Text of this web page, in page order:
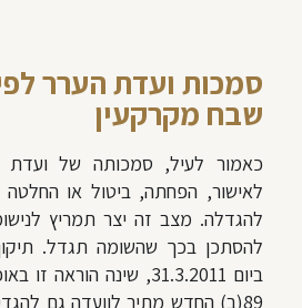
סמכות ועדת הערר
שבח מקרקעין
כאמור לעיל, סמכותה של ועדת
לאישור, הפחתה, ביטול או
להגדלה. מצב זה יצר תמריץ
ביום 31.3.2011, שינה
89(ב) החדש מתיר לוועדה גם